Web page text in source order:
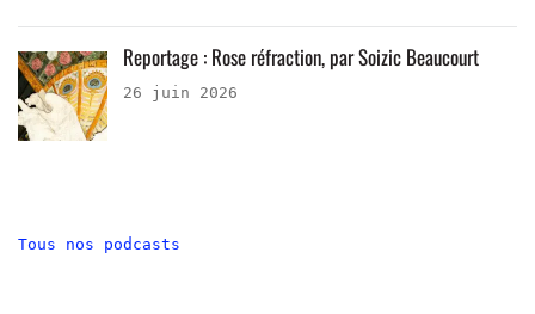
Reportage : Rose réfraction, par Soizic Beaucourt
26 juin 2026
Tous nos podcasts